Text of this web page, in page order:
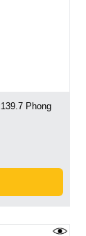
Phong